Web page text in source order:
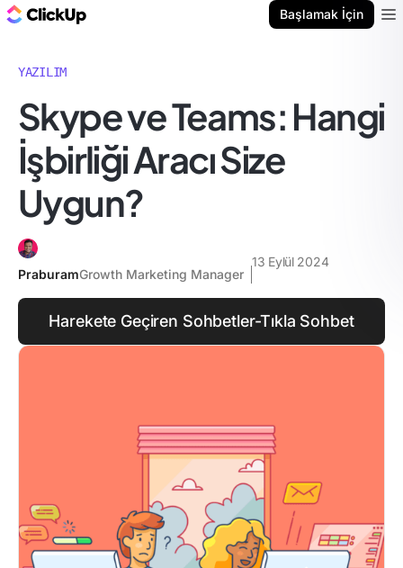
Başlamak İçin
YAZILIM
Skype ve Teams: Hangi
İşbirliği Aracı Size
Uygun?
PraburamGrowth Marketing Manager
13 Eylül 2024
Harekete Geçiren Sohbetler-Tıkla Sohbet